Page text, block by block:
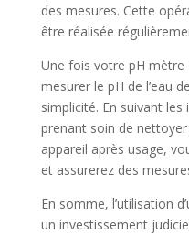
des mesures. Cette
être réalisée
Une fois votre pH
mesurer le pH de l’eau
simplicité. En suivant
prenant soin de
appareil après usage,
et assurerez des
En somme, l’utilisation
un investissement